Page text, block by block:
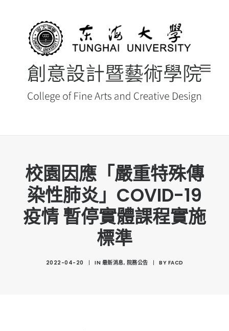
最新消息 NEWS
創藝院簡介
系所導覽
創意科技與藝術跨域學分學程
校園因應「嚴重特殊傳
染性肺炎」COVID-19
疫情 暫停實體課程實施
標準
2022-04-20 | IN 最新消息, 院務公告 | BY FACD